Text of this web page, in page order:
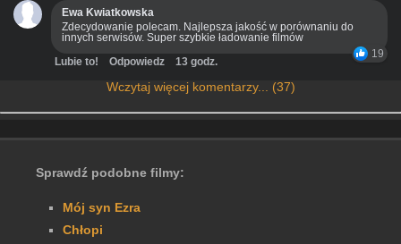
Ewa Kwiatkowska
Zdecydowanie polecam. Najlepsza jakość w porównaniu do
innych serwisów. Super szybkie ładowanie filmów
19
Lubie to! Odpowiedz 13 godz.
Wczytaj więcej komentarzy... (37)
Sprawdź podobne filmy:
Mój syn Ezra
Chłopi